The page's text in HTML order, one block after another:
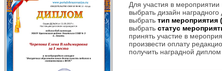
Для участия в
выбрать дизайн наградного
выбрать тип мероприятия
выбрать статус
принять участие в
произвести оплату
получить наградной диплом